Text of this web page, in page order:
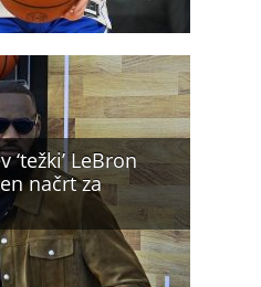
LeBron
načrt za